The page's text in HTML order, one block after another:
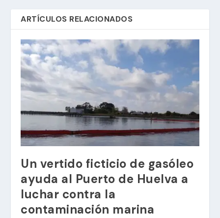
ARTÍCULOS RELACIONADOS
Un vertido ficticio de gasóleo
ayuda al Puerto de Huelva a
luchar contra la
contaminación marina